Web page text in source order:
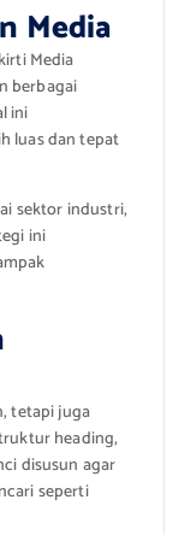
Media
Media
berbagai
ini
luas dan tepat
sektor industri,
ini
tetapi juga
heading,
disusun agar
seperti